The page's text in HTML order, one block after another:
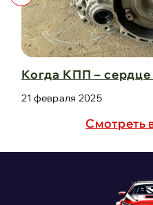
Капот для
защита в одно ...
Cмотреть